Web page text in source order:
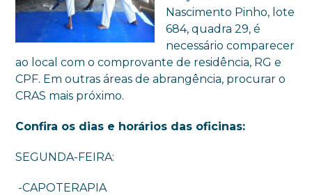
Nascimento Pinho, lote
684, quadra 29, é
necessário comparecer
ao local com o comprovante de residência, RG e
CPF. Em outras áreas de abrangência, procurar o
CRAS mais próximo.
Confira os dias e horários das oficinas:
SEGUNDA-FEIRA:
-CAPOTERAPIA